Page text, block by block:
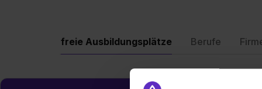
freie Ausbildungsplätze Berufe